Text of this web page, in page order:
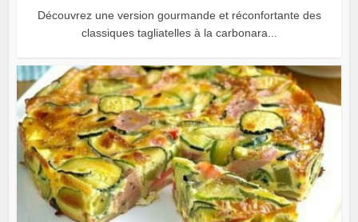
Découvrez une version gourmande et réconfortante des
classiques tagliatelles à la carbonara...